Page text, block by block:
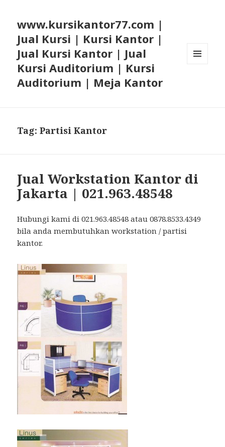
www.kursikantor77.com |
Jual Kursi | Kursi Kantor |
Jual Kursi Kantor | Jual
Kursi Auditorium | Kursi
Auditorium | Meja Kantor
Tag: Partisi Kantor
Jual Workstation Kantor di
Jakarta | 021.963.48548
Hubungi kami di 021.963.48548 atau 0878.8533.4349
bila anda membutuhkan workstation / partisi
kantor.